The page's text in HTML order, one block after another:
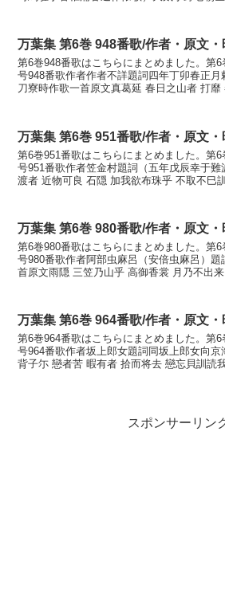
万葉集 第6巻 948番歌/作者・原文
第6巻948番歌はこちらにまとめました。第
号948番歌作者作者不詳題詞四年丁卯春正
刀寮時作歌一首原文真葛延 春日之山者 打
万葉集 第6巻 951番歌/作者・原文
第6巻951番歌はこちらにまとめました。第
号951番歌作者笠金村題詞（五年戊辰幸于難
渡者 近物可良 石隠 加我欲布珠乎 不取不巳
万葉集 第6巻 980番歌/作者・原文
第6巻980番歌はこちらにまとめました。第
号980番歌作者阿部虫麻呂（安倍虫麻呂）
首原文雨隠 三笠乃山乎 高御香裳 月乃不出来
万葉集 第6巻 964番歌/作者・原文
第6巻964番歌はこちらにまとめました。第
号964番歌作者坂上郎女題詞同坂上郎女向
背子尓 戀者苦 暇有者 拾而将去 戀忘貝訓読
スポンサーリン